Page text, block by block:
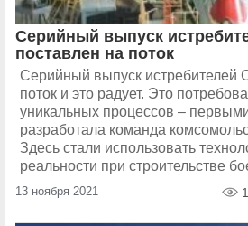
Серийный выпуск
поставлен на поток
Серийный выпуск истребителей
поток и это радует. Это
уникальных процессов –
разработала команда
Здесь стали использовать
реальности при строительстве
13 ноября 2021